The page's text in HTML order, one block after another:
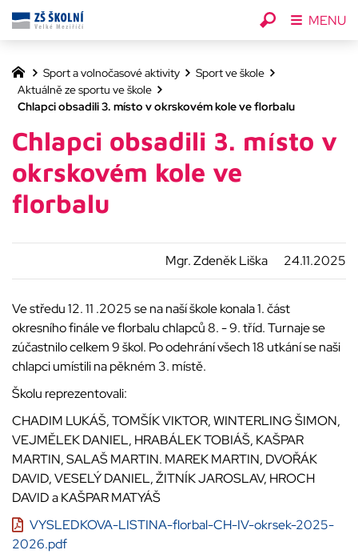
Sport a volnočasové aktivity
Sport ve škole
Aktuálně ze sportu ve škole
Chlapci obsadili 3. místo v okrskovém kole ve florbalu
Chlapci obsadili 3. místo v
okrskovém kole ve
florbalu
Mgr. Zdeněk Liška 24.11.2025
Ve středu 12. 11 .2025 se na naší škole konala 1. část
okresního finále ve florbalu chlapců 8. - 9. tříd. Turnaje se
zúčastnilo celkem 9 škol. Po odehrání všech 18 utkání se naši
chlapci umístili na pěkném 3. místě.
Školu reprezentovali:
CHADIM LUKÁŠ, TOMŠÍK VIKTOR, WINTERLING ŠIMON,
VEJMĚLEK DANIEL, HRABÁLEK TOBIÁŠ, KAŠPAR
MARTIN, SALAŠ MARTIN. MAREK MARTIN, DVOŘÁK
DAVID, VESELÝ DANIEL, ŽITNÍK JAROSLAV, HROCH
DAVID a KAŠPAR MATYÁŠ
VYSLEDKOVA-LISTINA-florbal-CH-IV-okrsek-2025-
2026.pdf
MENU